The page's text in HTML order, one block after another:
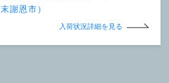
末謝恩市）
入荷状況詳細を見る